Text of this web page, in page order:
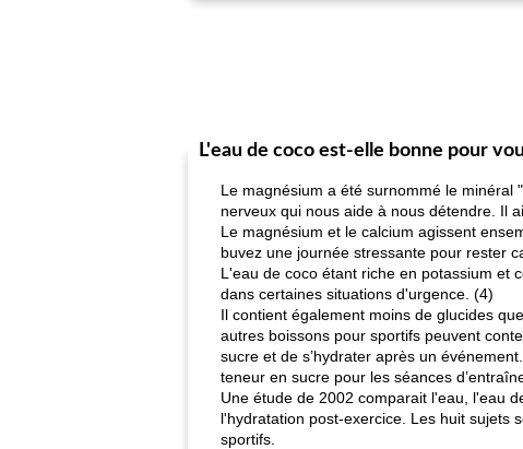
L'eau de coco est-elle bonne pour
Le magnésium a été surnommé le minéral
nerveux qui nous aide à nous détendre. Il
Le magnésium et le calcium agissent
buvez une journée stressante pour rester
L'eau de coco étant riche en potassium et
dans certaines situations d'urgence. (4)
Il contient également moins de glucides
autres boissons pour sportifs peuvent
sucre et de s’hydrater après un
teneur en sucre pour les séances
Une étude de 2002 comparait l'eau, l'eau
l'hydratation post-exercice. Les huit sujets
sportifs.